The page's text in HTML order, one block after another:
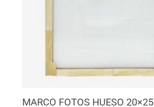
MARCO FOTOS HUESO 20×25